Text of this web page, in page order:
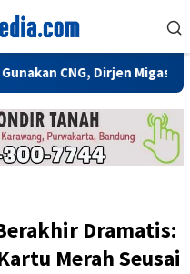
Dirjen Migas: Cukup
Dramatis:
Merah Seusai